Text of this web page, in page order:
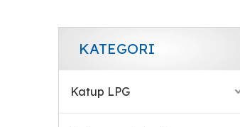
KATEGORI
Katup LPG